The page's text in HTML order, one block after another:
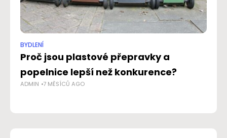
BYDLENÍ
Proč jsou plastové přepravky a
popelnice lepší než konkurence?
ADMIN 7 MĚSÍCŮ AGO